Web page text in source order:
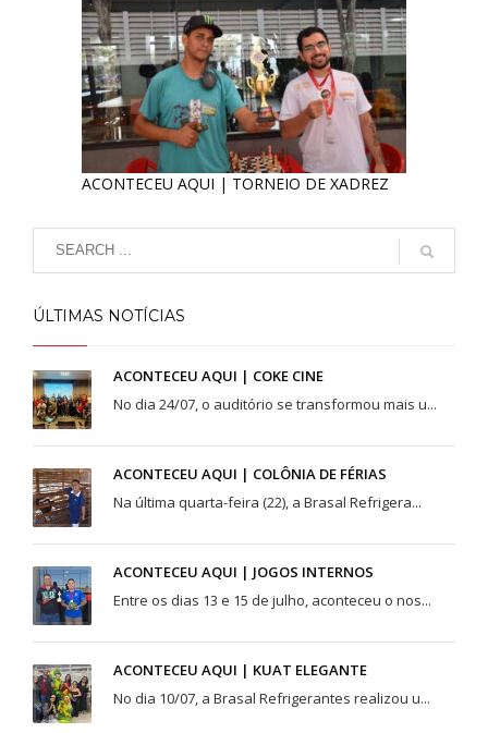
ACONTECEU AQUI | TORNEIO DE XADREZ
ÚLTIMAS NOTÍCIAS
ACONTECEU AQUI | COKE CINE
No dia 24/07, o auditório se transformou mais u...
ACONTECEU AQUI | COLÔNIA DE FÉRIAS
Na última quarta-feira (22), a Brasal Refrigera...
ACONTECEU AQUI | JOGOS INTERNOS
Entre os dias 13 e 15 de julho, aconteceu o nos...
ACONTECEU AQUI | KUAT ELEGANTE
No dia 10/07, a Brasal Refrigerantes realizou u...